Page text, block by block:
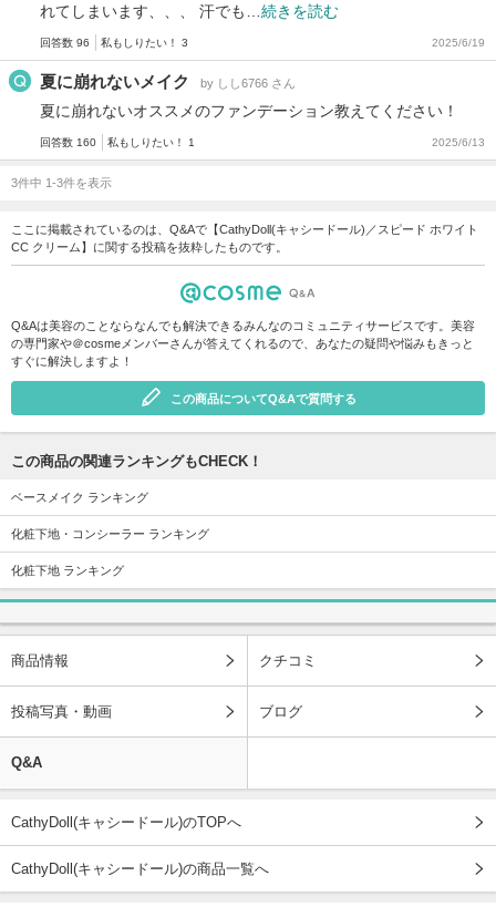
れてしまいます、、、 汗でも… 続きを読む
回答数 96 私もしりたい！ 3 2025/6/19
夏に崩れないメイク by しし6766 さん
夏に崩れないオススメのファンデーション教えてください！
回答数 160 私もしりたい！ 1 2025/6/13
3件中 1-3件を表示
ここに掲載されているのは、Q&Aで【CathyDoll(キャシードール)／スピード ホワイト
CC クリーム】に関する投稿を抜粋したものです。
Q&Aは美容のことならなんでも解決できるみんなのコミュニティサービスです。美容
の専門家や＠cosmeメンバーさんが答えてくれるので、あなたの疑問や悩みもきっと
すぐに解決しますよ！
この商品についてQ&Aで質問する
この商品の関連ランキングもCHECK！
ベースメイク ランキング
化粧下地・コンシーラー ランキング
化粧下地 ランキング
商品情報 クチコミ
投稿写真・動画 ブログ
Q&A
CathyDoll(キャシードール)のTOPへ
CathyDoll(キャシードール)の商品一覧へ